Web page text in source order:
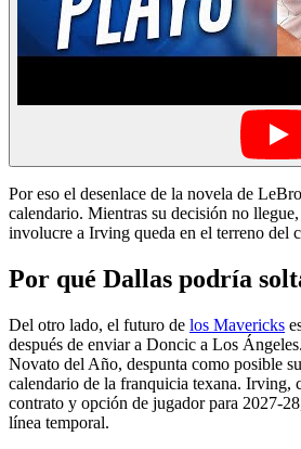
Por eso el desenlace de la novela de
calendario. Mientras su decisión no
involucre a Irving queda en el terreno del
Por qué Dallas podría
Del otro lado, el futuro de los Mavericks
después de enviar a Doncic a Los
Novato del Año, despunta como posible
calendario de la franquicia texana. Irving,
contrato y opción de jugador para 2027-
línea temporal.